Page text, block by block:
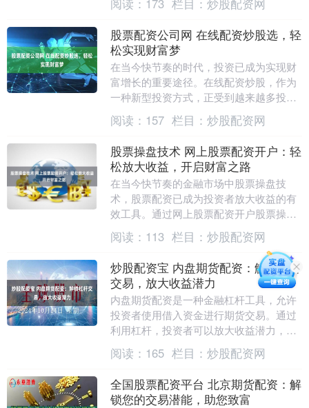
金....
阅读： 173 栏目： 炒股配资网
股票配资公司网 在线配资炒股选，轻
松实现财富梦
在当今快节奏的时代，投资已成为实现财
富增长的重要途径。在线配资炒股，作为
一种新型投资方式，正受到越来越多投资
者的青睐。 选择有资质、信誉好的配资公
司，确保资金安....
阅读： 157 栏目： 炒股配资网
股票操盘技术 网上股票配资开户：轻
松放大收益，开启财富之路
在当今快节奏的金融市场中股票操盘技
术，股票配资已成为投资者放大收益的有
效工具。通过网上股票配资开户股票操盘
技术，您可以轻松获得资金杠杆，从而增
加投资规模和潜在收....
阅读： 113 栏目： 炒股配资网
炒股配资宝 内盘期货配资：解锁杠杆
交易，放大收益潜力
内盘期货配资是一种金融杠杆工具，允许
投资者使用借入资金进行期货交易。通过
利用杠杆，投资者可以放大收益潜力，但
同时也会增加风险。 以下是一些步骤，可
以帮助你开启财....
阅读： 165 栏目： 炒股配资网
全国股票配资平台 北京期货配资：解
锁您的交易潜能，助您致富